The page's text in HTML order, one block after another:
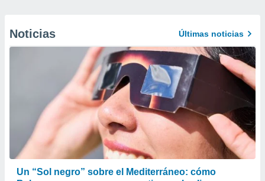
Noticias Últimas noticias
Un “Sol negro” sobre el Mediterráneo: cómo